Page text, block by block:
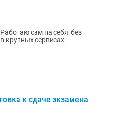
сам на себя, без
крупных сервисах.
к сдаче экзамена